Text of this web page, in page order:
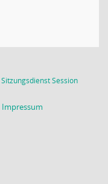
SitzungsdienstSession(Wird in
Impressum